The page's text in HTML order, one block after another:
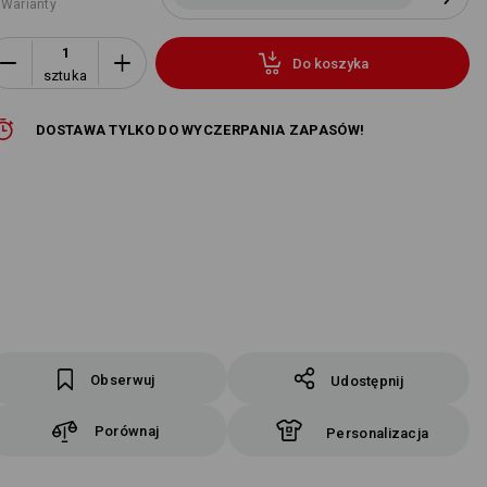
sztuka
Do koszyka
DOSTAWA TYLKO DO WYCZERPANIA ZAPASÓW!
Obserwuj Udostępnij
Porównaj Personalizacja